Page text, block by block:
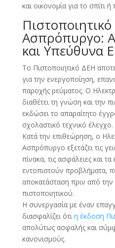
και οικονομία για το σπίτι
Ασπρόπυργο:
και Υπεύθυνα
Το Πιστοποιητικό ΔΕΗ
για την ενεργοποίηση,
παροχής ρεύματος. Ο
διαθέτει τη γνώση και την
εκδώσει το απαραίτητο
σχολαστικό τεχνικό έλεγχο.
Κατά την επιθεώρηση, ο
Ασπρόπυργο εξετάζει τις
πίνακα, τις ασφάλειες και
εντοπιστούν προβλήματα,
αποκατάσταση πριν από
πιστοποιητικού.
Η συνεργασία με έναν
διασφαλίζει ότιη έκδοση
απολύτως ασφαλής και
κανονισμούς.